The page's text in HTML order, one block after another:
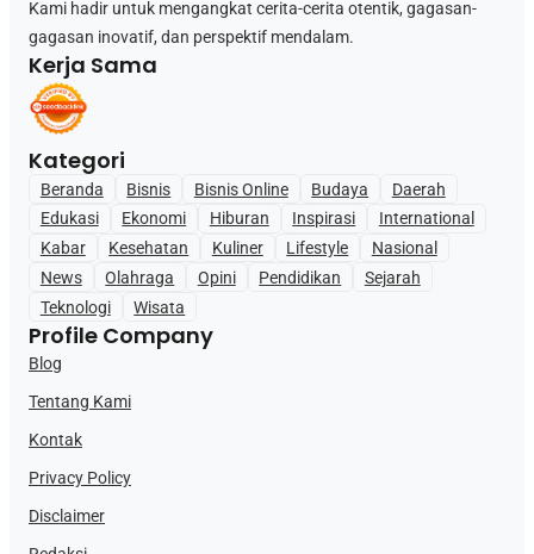
Kami hadir untuk mengangkat cerita-cerita otentik, gagasan-
gagasan inovatif, dan perspektif mendalam.
Kerja Sama
Kategori
Beranda Bisnis Bisnis Online Budaya
Daerah
Edukasi
Ekonomi Hiburan Inspirasi
International
Kabar
Kesehatan Kuliner Lifestyle
Nasional
News
Olahraga Opini Pendidikan
Sejarah
Teknologi
Wisata
Profile Company
Blog
Tentang Kami
Kontak
Privacy Policy
Disclaimer